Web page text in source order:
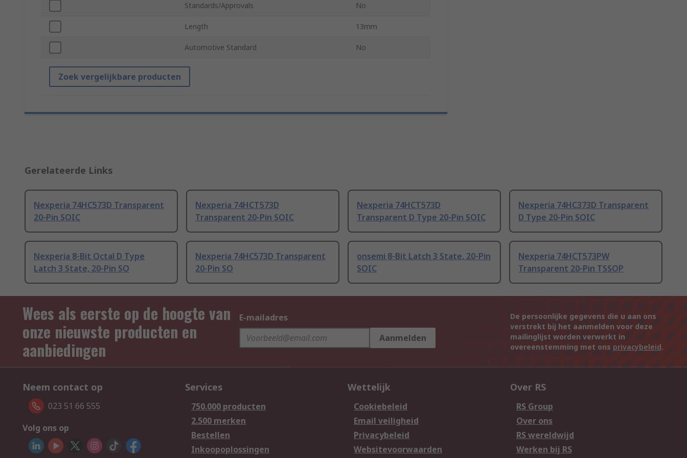
Standards/Approvals No
Length 13mm
Automotive Standard No
Zoek vergelijkbare producten
Gerelateerde Links
Nexperia 74HC573D Transparent
20-Pin SOIC
Nexperia 74HCT573D
Transparent 20-Pin SOIC
Nexperia 74HCT573D
Transparent D Type 20-Pin SOIC
Nexperia 74HC373D Transparent
D Type 20-Pin SOIC
Nexperia 8-Bit Octal D Type
Latch 3 State, 20-Pin SO
Nexperia 74HC573D Transparent
20-Pin SO
onsemi 8-Bit Latch 3 State, 20-Pin
SOIC
Nexperia 74HCT573PW
Transparent 20-Pin TSSOP
Wees als eerste op de hoogte van
onze nieuwste producten en
aanbiedingen
E-mailadres
Aanmelden
De persoonlijke gegevens die u aan ons
verstrekt bij het aanmelden voor deze
mailinglijst worden verwerkt in
overeenstemming met ons privacybeleid.
Neem contact op
023 51 66 555
Volg ons op
Services
750.000 producten
2.500 merken
Bestellen
Inkoopoplossingen
Wettelijk
Cookiebeleid
Email veiligheid
Privacybeleid
Websitevoorwaarden
Over RS
RS Group
Over ons
RS wereldwijd
Werken bij RS